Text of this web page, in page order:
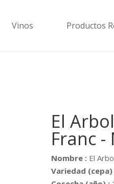
Vinos Productos
El
Franc -
Nombre :El
Variedad (cepa)